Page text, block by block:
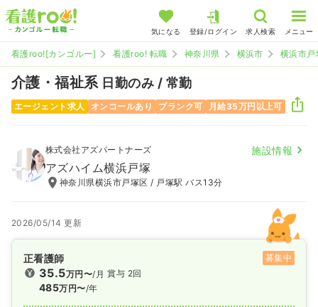
気になる 登録/ログイン 求人検索 メニュー
看護roo![カンゴルー] 看護roo! 転職 神奈川県 横浜市 横浜市戸
介護・福祉系 日勤のみ / 常勤
エージェント求人 オンコールあり ブランク可 月給35万円以上可
株式会社アズパートナーズ 施設情報
アズハイム横浜戸塚
神奈川県横浜市戸塚区 / 戸塚駅 バス13分
2026/05/14 更新
正看護師 募集中
35.5万円〜/月
485万円〜/年
賞与 2回